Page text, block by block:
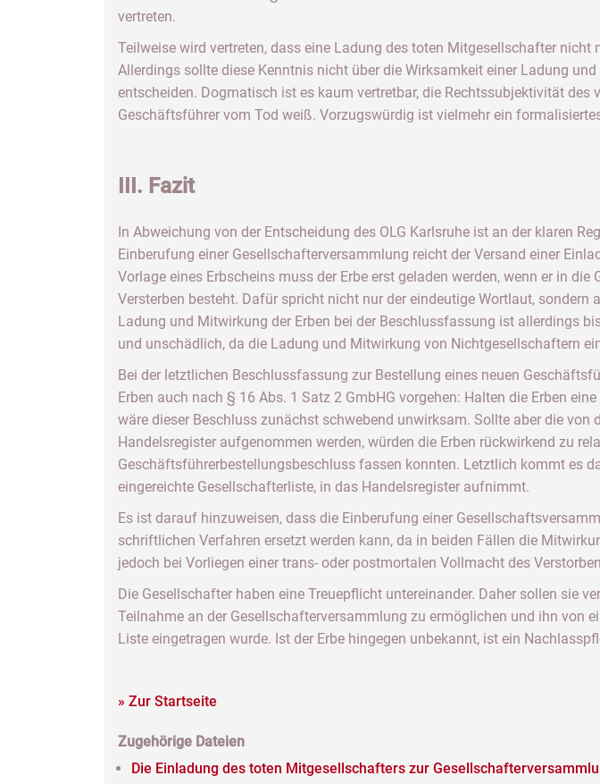
vertreten.
Teilweise wird vertreten, dass eine Ladung des toten Mitgesellschafter
Allerdings sollte diese Kenntnis nicht über die Wirksamkeit einer Ladung
entscheiden. Dogmatisch ist es kaum vertretbar, die Rechtssubjektivität
Geschäftsführer vom Tod weiß. Vorzugswürdig ist vielmehr ein
III. Fazit
In Abweichung von der Entscheidung des OLG Karlsruhe ist an der klaren
Einberufung einer Gesellschafterversammlung reicht der Versand einer
Vorlage eines Erbscheins muss der Erbe erst geladen werden, wenn er in
Versterben besteht. Dafür spricht nicht nur der eindeutige Wortlaut, sondern
Ladung und Mitwirkung der Erben bei der Beschlussfassung ist allerdings
und unschädlich, da die Ladung und Mitwirkung von Nichtgesellschaftern
Bei der letztlichen Beschlussfassung zur Bestellung eines neuen
Erben auch nach § 16 Abs. 1 Satz 2 GmbHG vorgehen: Halten die Erben
wäre dieser Beschluss zunächst schwebend unwirksam. Sollte aber die
Handelsregister aufgenommen werden, würden die Erben rückwirkend zu
Geschäftsführerbestellungsbeschluss fassen konnten. Letztlich kommt es
eingereichte Gesellschafterliste, in das Handelsregister aufnimmt.
Es ist darauf hinzuweisen, dass die Einberufung einer
schriftlichen Verfahren ersetzt werden kann, da in beiden Fällen die
jedoch bei Vorliegen einer trans- oder postmortalen Vollmacht des
Die Gesellschafter haben eine Treuepflicht untereinander. Daher sollen sie
Teilnahme an der Gesellschafterversammlung zu ermöglichen und ihn von
Liste eingetragen wurde. Ist der Erbe hingegen unbekannt, ist ein
» Zur Startseite
Zugehörige Dateien
Die Einladung des toten Mitgesellschafters zur